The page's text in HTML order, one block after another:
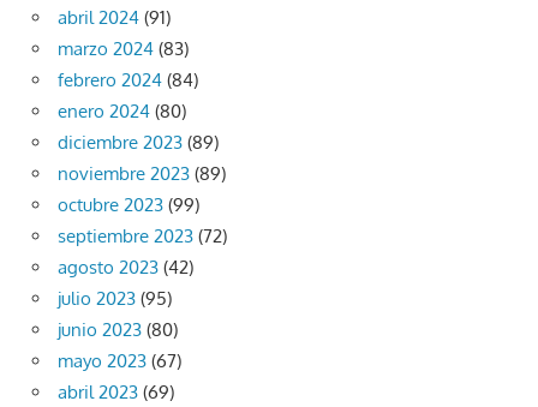
abril 2024 (91)
marzo 2024 (83)
febrero 2024 (84)
enero 2024 (80)
diciembre 2023 (89)
noviembre 2023 (89)
octubre 2023 (99)
septiembre 2023 (72)
agosto 2023 (42)
julio 2023 (95)
junio 2023 (80)
mayo 2023 (67)
abril 2023 (69)